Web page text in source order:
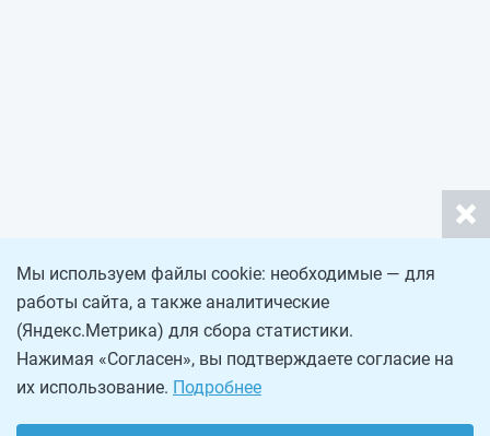
Мы используем файлы cookie: необходимые — для
работы сайта, а также аналитические
(Яндекс.Метрика) для сбора статистики.
Нажимая «Согласен», вы подтверждаете согласие на
их использование. Подробнее